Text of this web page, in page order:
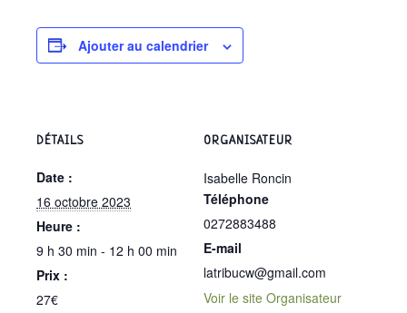
Ajouter au calendrier
DÉTAILS
Date :
16 octobre 2023
Heure :
9 h 30 min - 12 h 00 min
Prix :
27€
ORGANISATEUR
Isabelle Roncin
Téléphone
0272883488
E-mail
latribucw@gmail.com
Voir le site Organisateur